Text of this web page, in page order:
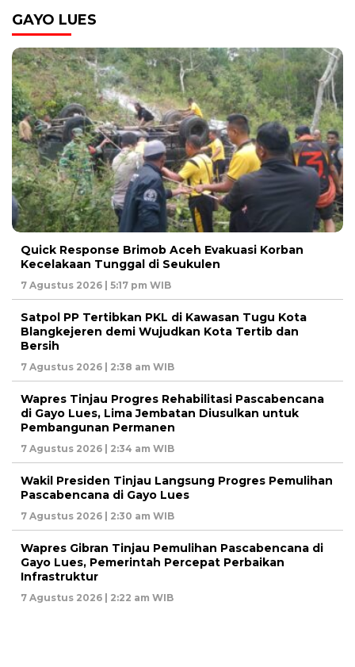
GAYO LUES
Quick Response Brimob Aceh Evakuasi Korban
Kecelakaan Tunggal di Seukulen
7 Agustus 2026 | 5:17 pm WIB
Satpol PP Tertibkan PKL di Kawasan Tugu Kota
Blangkejeren demi Wujudkan Kota Tertib dan
Bersih
7 Agustus 2026 | 2:38 am WIB
Wapres Tinjau Progres Rehabilitasi Pascabencana
di Gayo Lues, Lima Jembatan Diusulkan untuk
Pembangunan Permanen
7 Agustus 2026 | 2:34 am WIB
Wakil Presiden Tinjau Langsung Progres Pemulihan
Pascabencana di Gayo Lues
7 Agustus 2026 | 2:30 am WIB
Wapres Gibran Tinjau Pemulihan Pascabencana di
Gayo Lues, Pemerintah Percepat Perbaikan
Infrastruktur
7 Agustus 2026 | 2:22 am WIB